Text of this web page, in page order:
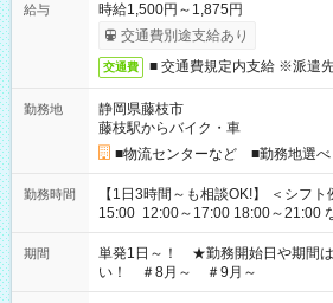
給与
時給1,500円～1,875円
交通費別途支給あり
交通費 ■ 交通費規定内支給 ※派遣
勤務地
静岡県藤枝市
藤枝駅からバイク・車
■物流センターなど ■勤務地選べ
勤務時間
【1日3時間～も相談OK!】 ＜シフト例＞ 9:00～12:00 10:00～
15:00 12:00～17:00 18:00～21:00 など こちら以外の時
お気軽にご相談ください！
期間
単発1日～！ ★勤務開始日や期間は
い！ ＃8月～ ＃9月～